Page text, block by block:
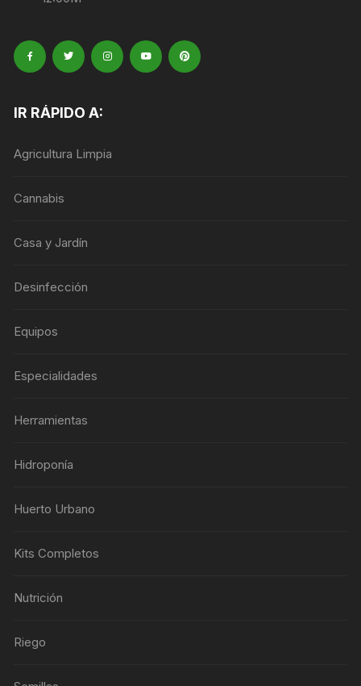
IR RÁPIDO A:
Agricultura Limpia
Cannabis
Casa y Jardín
Desinfección
Equipos
Especialidades
Herramientas
Hidroponía
Huerto Urbano
Kits Completos
Nutrición
Riego